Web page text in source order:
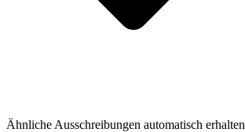
Ähnliche Ausschreibungen automatisch erhalten